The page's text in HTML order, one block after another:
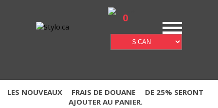
0
LES NOUVEAUX FRAIS DE DOUANE
DE 25% SERONT
AJOUTER AU PANIER.